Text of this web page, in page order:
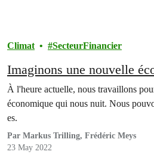
Climat SecteurFinancier
Imaginons une nouvelle
À l'heure actuelle, nous travaillons
économique qui nous nuit. Nous
es.
Par Markus Trilling, Frédéric Meys
23 May 2022